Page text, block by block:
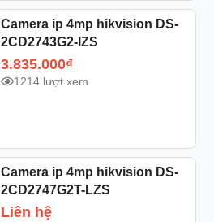
Camera ip 4mp hikvision DS-
2CD2743G2-IZS
3.835.000₫
1214 lượt xem
Camera ip 4mp hikvision DS-
2CD2747G2T-LZS
Liên hệ